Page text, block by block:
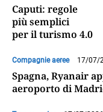
Caputi: regole
più semplici
per il turismo 4.0
Compagnie aeree 17/07/
Spagna, Ryanair
aeroporto di